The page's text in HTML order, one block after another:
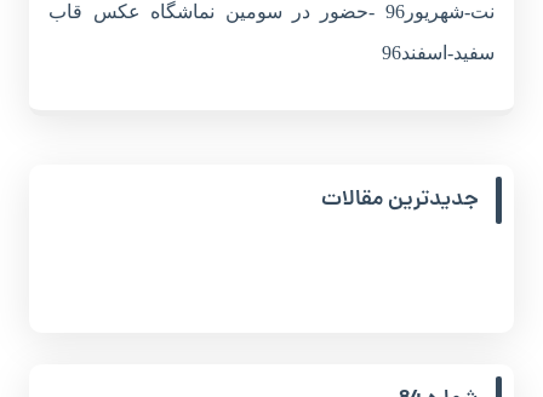
نت-شهريور96 -حضور در سومين نماشگاه عکس قاب
سفيد-اسفند96
جدیدترین مقالات